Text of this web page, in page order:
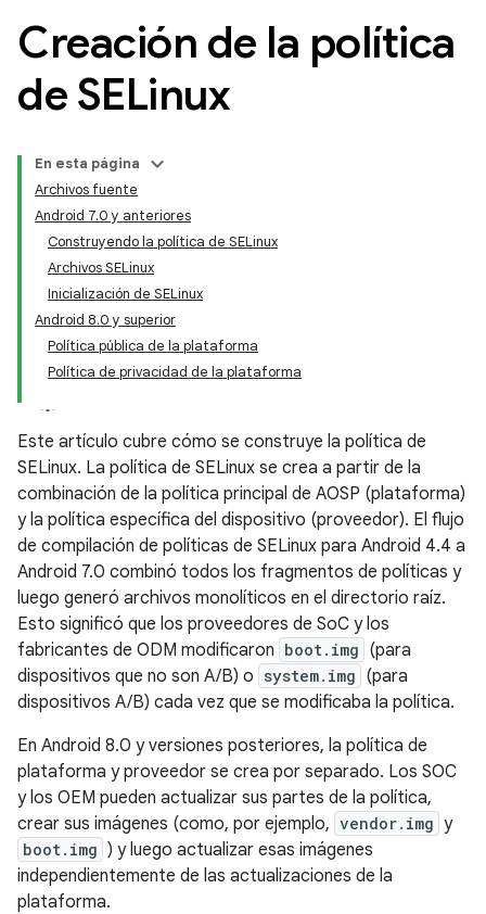
Creación de la política
de SELinux
En esta página
Archivos fuente
Android 7.0 y anteriores
Construyendo la política de SELinux
Archivos SELinux
Inicialización de SELinux
Android 8.0 y superior
Política pública de la plataforma
Política de privacidad de la plataforma
Este artículo cubre cómo se construye la política de
SELinux. La política de SELinux se crea a partir de la
combinación de la política principal de AOSP (plataforma)
y la política específica del dispositivo (proveedor). El flujo
de compilación de políticas de SELinux para Android 4.4 a
Android 7.0 combinó todos los fragmentos de políticas y
luego generó archivos monolíticos en el directorio raíz.
Esto significó que los proveedores de SoC y los
fabricantes de ODM modificaron boot.img (para
dispositivos que no son A/B) o system.img (para
dispositivos A/B) cada vez que se modificaba la política.
En Android 8.0 y versiones posteriores, la política de
plataforma y proveedor se crea por separado. Los SOC
y los OEM pueden actualizar sus partes de la política,
crear sus imágenes (como, por ejemplo, vendor.img y
boot.img ) y luego actualizar esas imágenes
independientemente de las actualizaciones de la
plataforma.